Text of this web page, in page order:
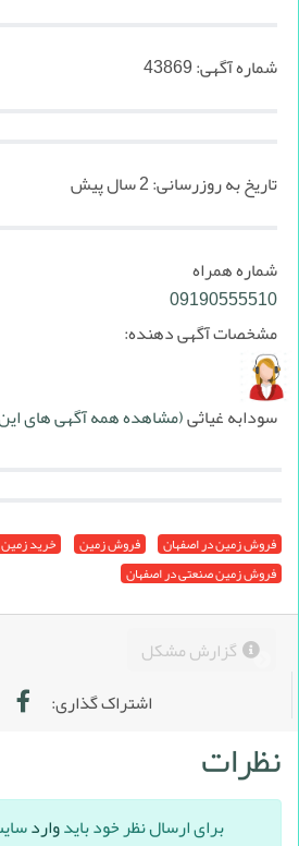
شماره آگهی:43869
تاریخ به روزرسانی:2 سال پیش
شماره همراه
09190555510
مشخصات آگهی دهنده:
سودابه غیاثی(مشاهده همه آگهی های
فروش زمین در اصفهان فروش زمین خرید زمین
فروش زمین صنعتی در اصفهان
گزارش مشکل
اشتراک گذاری:
نظرات
برای ارسال نظر خود بایدوارد